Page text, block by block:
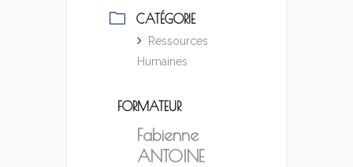
CATÉGORIE
Ressources
Humaines
FORMATEUR
Fabienne
ANTOINE